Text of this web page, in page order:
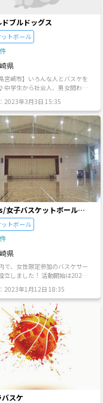
来てもらえればOKです⭐️ 見学
大歓迎✨ 少しでも気になった方
ください😊
ブルドッグス
トボール
県
宮崎市】いろんな人とバスケを
中学生から社会人、男女問わず
まい人が足りません！ 毎週日
～22:00に 宮崎市の宮崎東中学
ます！ バスケ経験未経験
ん(^^) 男女も、年齢も問いませ
バス、中学生、高校生の練習と
社会人の運動不足解消として、 い
の交流の場にもなれば嬉しいで
ケは比較的しっかりやるので疲
す(笑) 初心者の人も女性
！ わいわい楽しくバスケをする
めています！ 本当に気軽に参加
ければと思います！ 興味のあ
っしゃればぜひお声かけくださ
しくお願いします（＾_＾）
2023年3月3日 15:35
女子バスケットボールサ
トボール
県
で、女性限定参加のバスケサー
立しました！ 活動開始は2022年
場所：宮崎市 住吉中学校
20分) 経験不問、女性限
バー募集してますので、興味の
メッセージをください！
2023年1月12日 18:35
スケ